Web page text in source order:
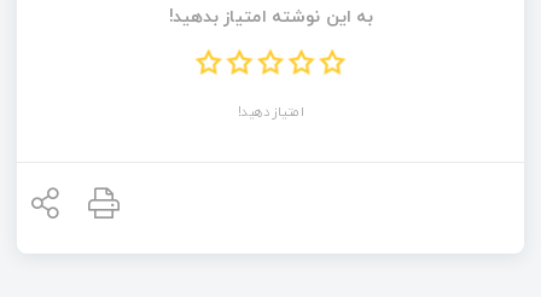
به این نوشته امتیاز بدهید!
امتیاز دهید!